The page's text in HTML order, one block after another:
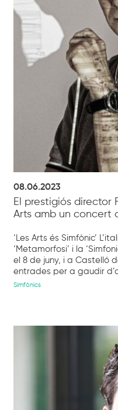
08.06.2023
El prestigiós director
Arts amb un concert
‘Les Arts és Simfònic’
‘Metamorfosi’ i la
el 8 de juny, i a Castelló
entrades per a gaudir
Simfònics